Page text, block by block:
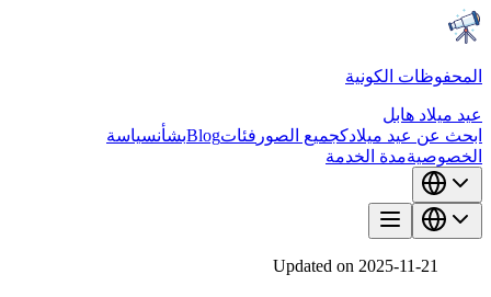
المحفوظات الكونية
عيد ميلاد هابل
ابحث عن عيد ميلادكجميع الصور فئاتBlogبشأنسياسة
الخصوصيةمدة الخدمة
Updated on 2025-11-21